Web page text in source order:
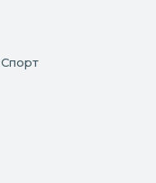
Спорт